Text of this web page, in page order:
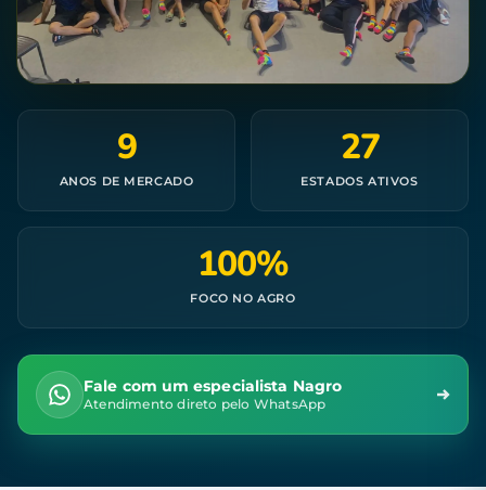
9
ANOS DE MERCADO
27
ESTADOS ATIVOS
100%
FOCO NO AGRO
Fale com um especialista Nagro
Atendimento direto pelo WhatsApp